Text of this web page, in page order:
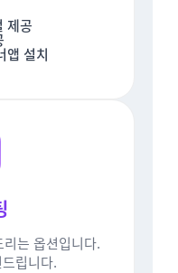
제공
앱 설치
는 옵션입니다.
립니다.